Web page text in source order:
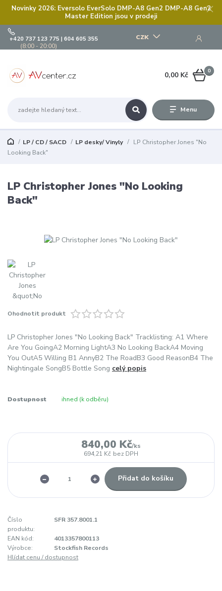
Novinky 2026: Eversolo EverSolo DMP-A8 Gen2 DMP-A8 Gen2
Master Edition jsou v prodeji
Menu
CZK
+420 737 123 775 | 604 605 355
(8:00 - 20:00)
0
0,00 Kč
LP / CD / SACD LP desky/ Vinyly
LP Christopher Jones "No
Looking Back"
LP Christopher Jones "No Looking
Back"
Ohodnotit produkt
LP Christopher Jones "No Looking Back" Tracklisting: A1 Where
Are You GoingA2 Morning LightA3 No Looking BackA4 Moving
You OutA5 Willing B1 AnnyB2 The RoadB3 Good ReasonB4 The
Nightingale SongB5 Bottle Song celý popis
Dostupnost ihned (k odběru)
840,00 Kč/ks
694,21 Kč bez DPH
Přidat do košíku
Číslo
produktu:
SFR 357.8001.1
EAN kód:
4013357800113
Výrobce:
Stockfish Records
Hlídat cenu / dostupnost